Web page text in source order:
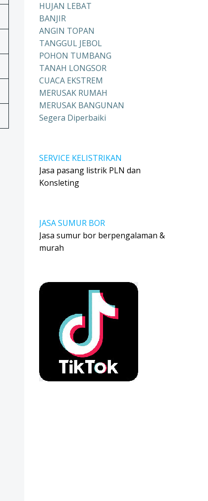
HUJAN LEBAT
BANJIR
ANGIN TOPAN
TANGGUL JEBOL
POHON TUMBANG
TANAH LONGSOR
CUACA EKSTREM
MERUSAK RUMAH
MERUSAK BANGUNAN
Segera Diperbaiki
SERVICE KELISTRIKAN
Jasa pasang listrik PLN dan
Konsleting
JASA SUMUR BOR
Jasa sumur bor berpengalaman &
murah